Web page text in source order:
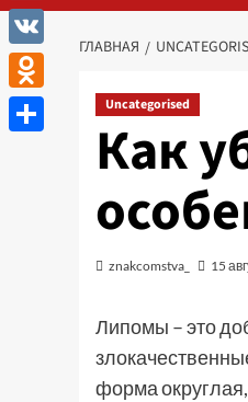
ГЛАВНАЯ
Uncategorised
Как
znakcomstva_ 15
Липомы – это
форма
Telegram
VK
Odnoklassniki